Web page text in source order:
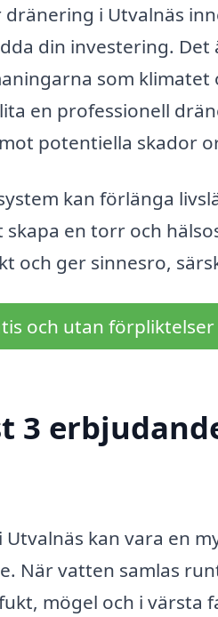
i Utvalnäs
din investering.
som
en professionell
potentiella skador
kan förlänga
en torr och
och ger sinnesro,
och utan förpliktelser
3
kan vara en
När vatten samlas
mögel och i